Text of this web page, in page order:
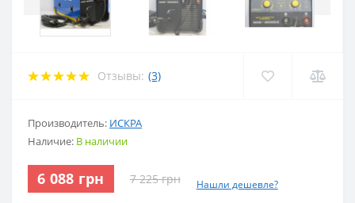
Отзывы: (3)
Производитель: ИСКРА
Наличие: В наличии
6 088 грн 7 225 грн Нашли дешевле?